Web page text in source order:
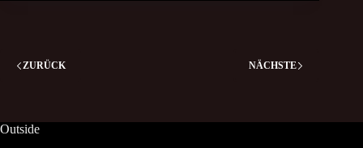
ZURÜCK NÄCHSTE
Outside